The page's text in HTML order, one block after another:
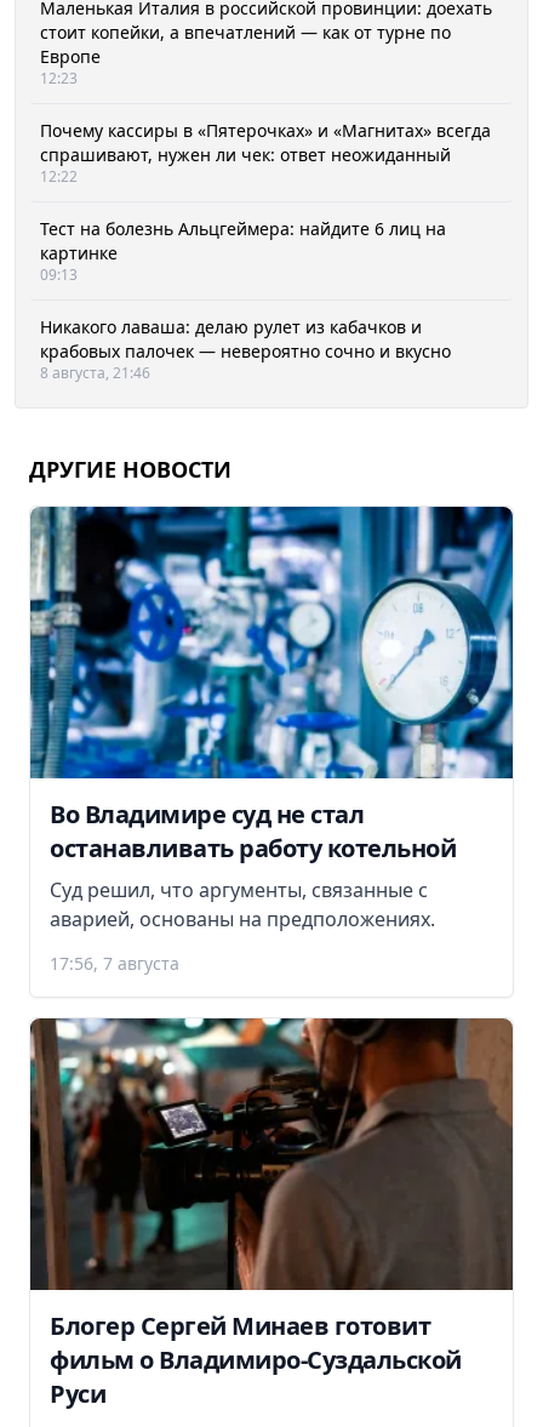
Маленькая Италия в российской провинции: доехать
стоит копейки, а впечатлений — как от турне по
Европе
12:23
Почему кассиры в «Пятерочках» и «Магнитах» всегда
спрашивают, нужен ли чек: ответ неожиданный
12:22
Тест на болезнь Альцгеймера: найдите 6 лиц на
картинке
09:13
Никакого лаваша: делаю рулет из кабачков и
крабовых палочек — невероятно сочно и вкусно
8 августа, 21:46
ДРУГИЕ НОВОСТИ
Во Владимире суд не стал
останавливать работу котельной
Суд решил, что аргументы, связанные с
аварией, основаны на предположениях.
17:56, 7 августа
Блогер Сергей Минаев готовит
фильм о Владимиро-Суздальской
Руси